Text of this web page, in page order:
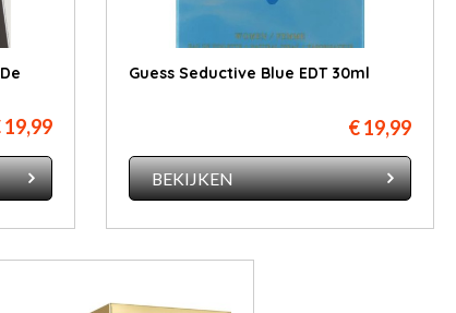
19,99
Guess Seductive Blue EDT 30ml
€ 19,99
BEKIJKEN